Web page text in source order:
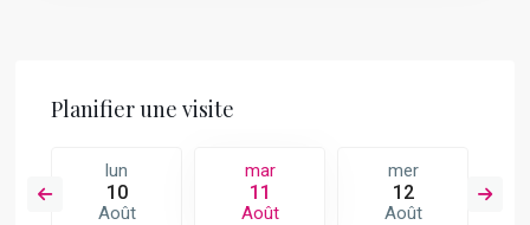
Planifier une visite
lun
10
Août
mar
11
Août
mer
12
Août